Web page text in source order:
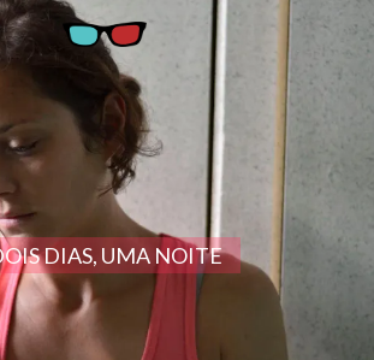
DIAS, UMA NOITE